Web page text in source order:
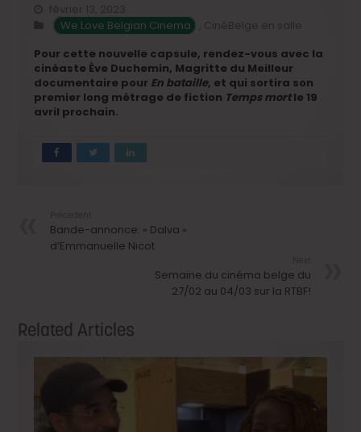
février 13, 2023
We Love Belgian Cinema
CinéBelge en salle
Pour cette nouvelle capsule, rendez-vous avec la
cinéaste Ève Duchemin, Magritte du Meilleur
documentaire pour En bataille, et qui sortira son
premier long métrage de fiction Temps mortle 19
avril prochain.
Bande-annonce: « Dalva »
d’Emmanuelle Nicot
Semaine du cinéma belge du
27/02 au 04/03 sur la RTBF!
Related Articles